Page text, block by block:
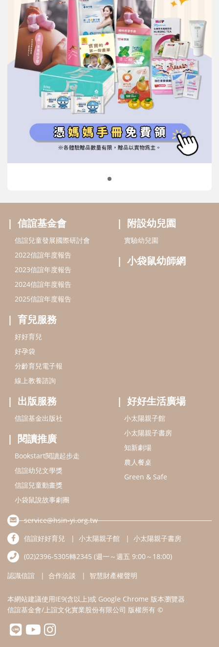
信誼基金會
2022信誼年度報告
2023信誼年度報告
2024信誼年度報告
好孕袋
分齡育兒電子報
線上教養諮詢
附設幼兒園
小袋鼠幼師網
出版服務
信誼基金出版社
閱讀推廣
Bookstart閱讀起步走
信誼幼兒文學獎
信誼兒童動畫獎
小袋鼠說故事劇團
service@hsin-yi.org.tw
信誼好好育兒
小太陽親子書房
(02)2396-5305轉2345 (週一～週五 9:00～18:00)
認識信誼 合作洽談 智慧財產權聲明
本網站建議使用IE9(含以上)或 Google Chrome 版本瀏覽器
信誼基金會/上誼文化實業股份有限公司 版權所有 ©